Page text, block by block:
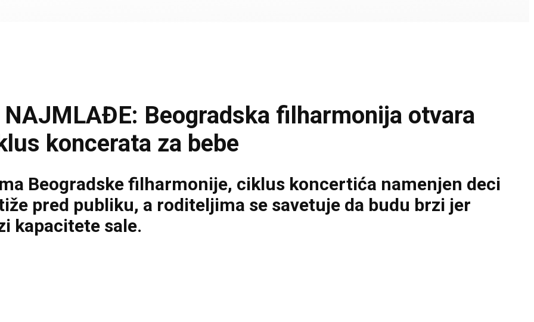
NAJMLAĐE: Beogradska filharmonija otvara
koncerata za bebe
Beogradske filharmonije, ciklus koncertića namenjen deci
pred publiku, a roditeljima se savetuje da budu brzi jer
kapacitete sale.